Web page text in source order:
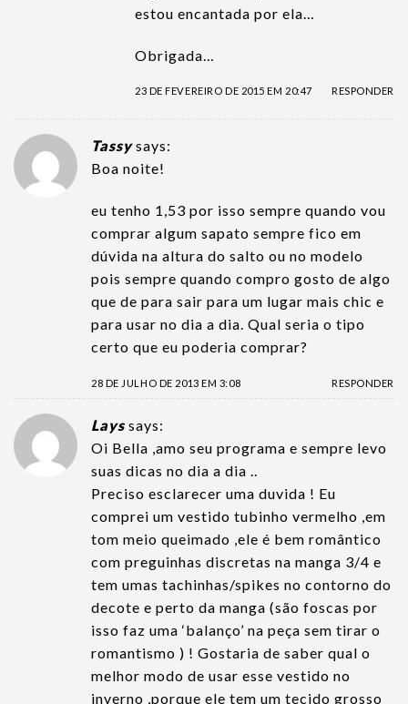
estou encantada por ela…
Obrigada…
23 DE FEVEREIRO DE 2015 EM 20:47 RESPONDER
Tassy says:
Boa noite!
eu tenho 1,53 por isso sempre quando vou
comprar algum sapato sempre fico em
dúvida na altura do salto ou no modelo
pois sempre quando compro gosto de algo
que de para sair para um lugar mais chic e
para usar no dia a dia. Qual seria o tipo
certo que eu poderia comprar?
28 DE JULHO DE 2013 EM 3:08 RESPONDER
Lays says:
Oi Bella ,amo seu programa e sempre levo
suas dicas no dia a dia ..
Preciso esclarecer uma duvida ! Eu
comprei um vestido tubinho vermelho ,em
tom meio queimado ,ele é bem romântico
com preguinhas discretas na manga 3/4 e
tem umas tachinhas/spikes no contorno do
decote e perto da manga (são foscas por
isso faz uma ‘balanço’ na peça sem tirar o
romantismo ) ! Gostaria de saber qual o
melhor modo de usar esse vestido no
inverno ,porque ele tem um tecido grosso